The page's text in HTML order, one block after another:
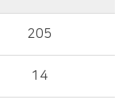
205
14